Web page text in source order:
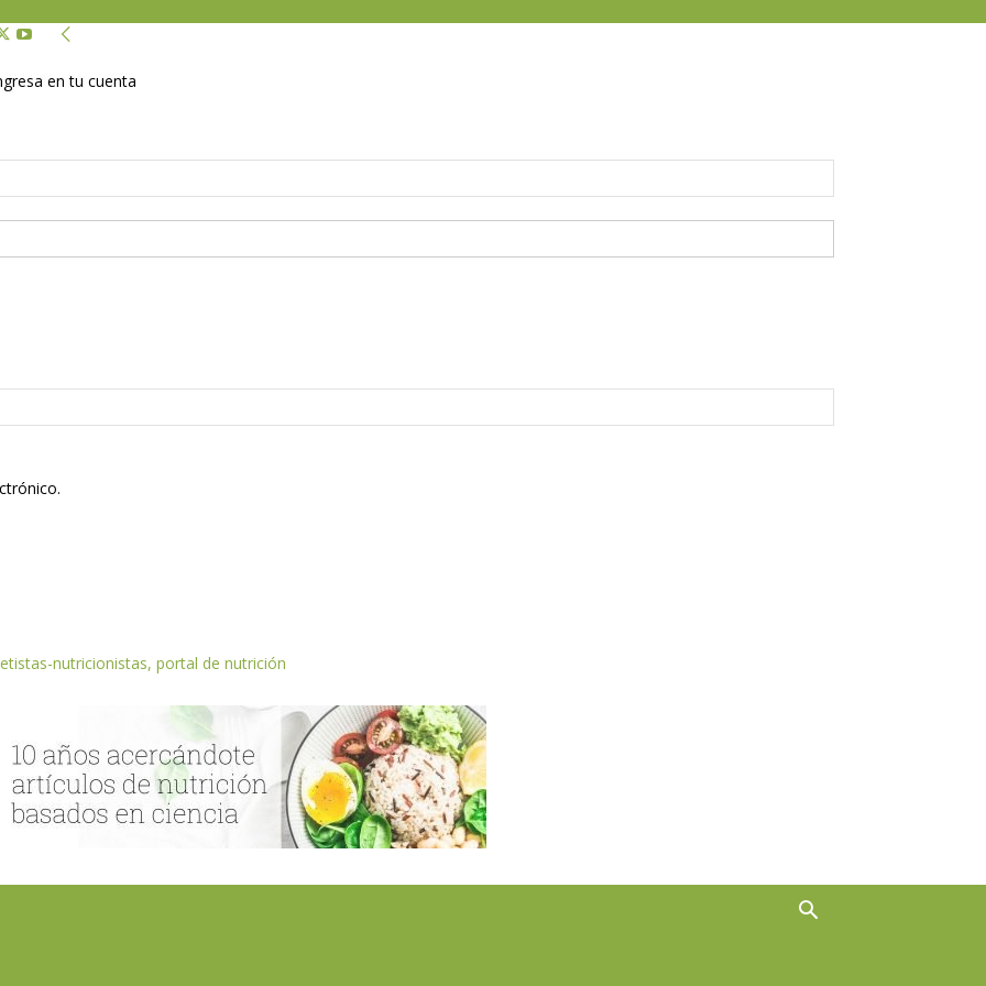
en tu cuenta
nutricionistas, portal de nutrición